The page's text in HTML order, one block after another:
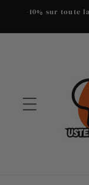
et
au
-10% sur toute